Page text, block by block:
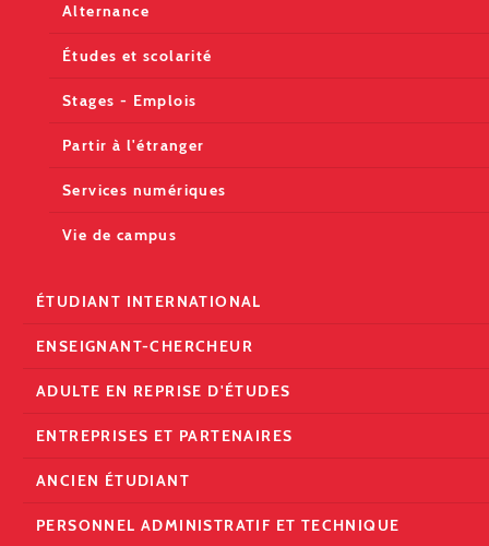
Alternance
Études et scolarité
Stages - Emplois
Partir à l'étranger
Services numériques
Vie de campus
ÉTUDIANT INTERNATIONAL
ENSEIGNANT-CHERCHEUR
ADULTE EN REPRISE D'ÉTUDES
ENTREPRISES ET PARTENAIRES
ANCIEN ÉTUDIANT
PERSONNEL ADMINISTRATIF ET TECHNIQUE